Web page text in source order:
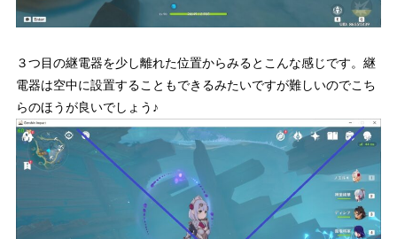
３つ目の継電器を少し離れた位置からみるとこんな感じです。継
電器は空中に設置することもできるみたいですが難しいのでこち
らのほうが良いでしょう♪